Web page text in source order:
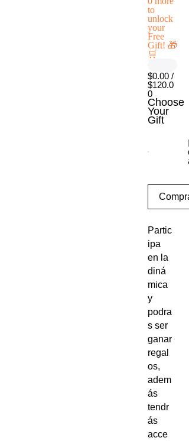
to
unlock
your
Free
Gift! 🎁
🛒
$0.00 /
$120.0
0
Choose
Your
Gift
Partic
ipa
en la
diná
mica
y
podra
s ser
ganar
regal
os,
adem
ás
tendr
ás
acce